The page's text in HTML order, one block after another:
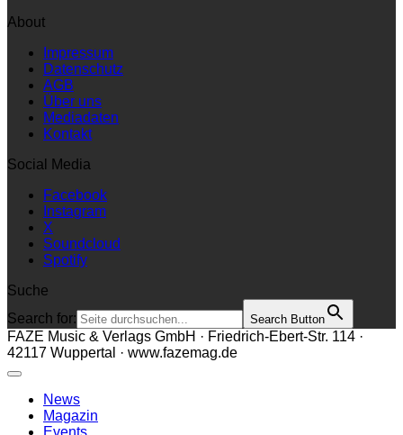
About
Impressum
Datenschutz
AGB
Über uns
Mediadaten
Kontakt
Social Media
Facebook
Instagram
X
Soundcloud
Spotify
Suche
Search for:
Search Button
FAZE Music & Verlags GmbH · Friedrich-Ebert-Str. 114 ·
42117 Wuppertal · www.fazemag.de
News
Magazin
Events